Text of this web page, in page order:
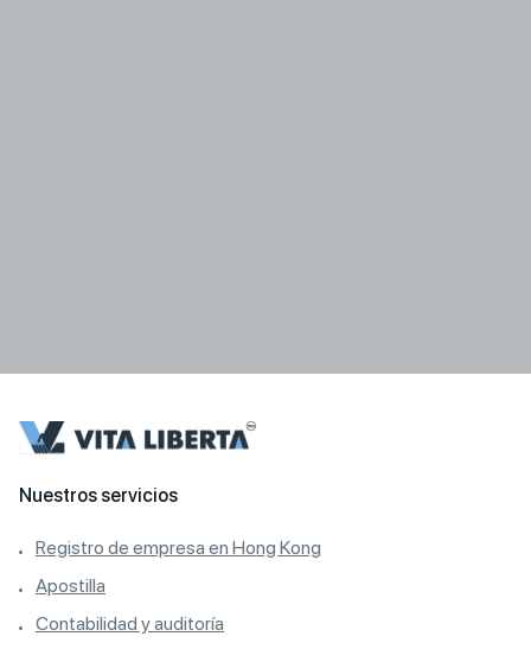
Nuestros servicios
Registro de empresa en Hong Kong
Apostilla
Contabilidad y auditoría